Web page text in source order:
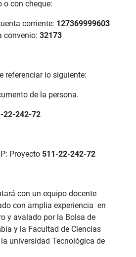
o con cheque:
corriente: 127369999603
convenio:32173
referenciar lo siguiente:
de la persona.
22-242-72
Proyecto 511-22-242-72
con un equipo docente
con amplia experiencia en
y avalado por la Bolsa de
y la Facultad de Ciencias
universidad Tecnológica de